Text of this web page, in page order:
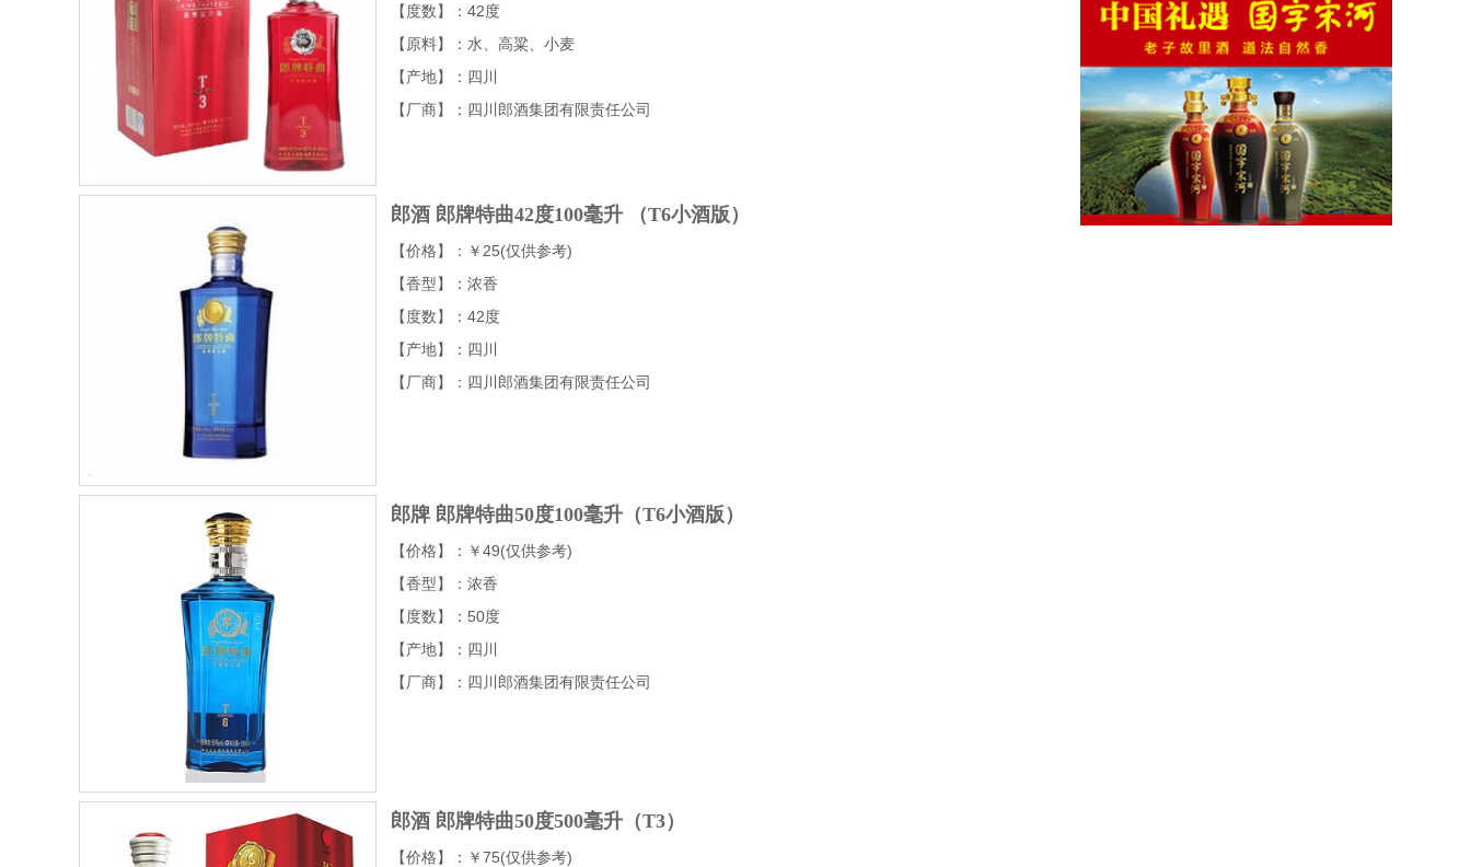
【度数】：42度
【原料】：水、高粱、小麦
【产地】：四川
【厂商】：四川郎酒集团有限责任公司
郎酒 郎牌特曲42度100毫升 （T6小酒版）
【价格】：￥25(仅供参考)
【香型】：浓香
【度数】：42度
【产地】：四川
【厂商】：四川郎酒集团有限责任公司
郎牌 郎牌特曲50度100毫升（T6小酒版）
【价格】：￥49(仅供参考)
【香型】：浓香
【度数】：50度
【产地】：四川
【厂商】：四川郎酒集团有限责任公司
郎酒 郎牌特曲50度500毫升（T3）
【价格】：￥75(仅供参考)